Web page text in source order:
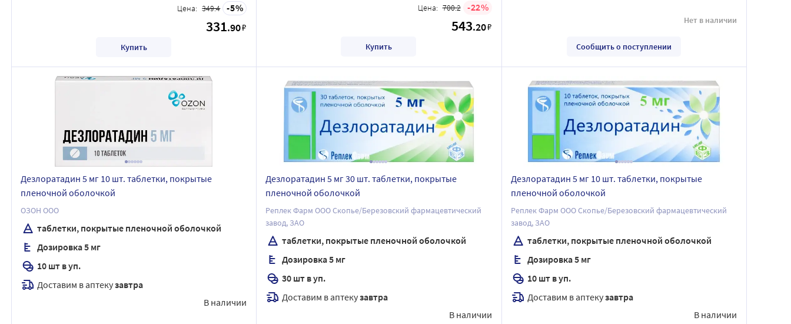
Цена: 349.4 5
331.90₽
Купить
Цена: 700.2 22
543.20₽
Купить
Нет в наличии
Сообщить о поступлении
Дезлоратадин 5 мг 10 шт. таблетки, покрытые
пленочной оболочкой
ОЗОН ООО
таблетки, покрытые пленочной оболочкой
Дозировка 5 мг
10 шт в уп.
Доставим в аптекузавтра
В наличии
Дезлоратадин 5 мг 30 шт. таблетки, покрытые
пленочной оболочкой
Реплек Фарм ООО Скопье/Березовский фармацевтический
завод, ЗАО
таблетки, покрытые пленочной оболочкой
Дозировка 5 мг
30 шт в уп.
Доставим в аптекузавтра
В наличии
Дезлоратадин 5 мг 10 шт. таблетки, покрытые
пленочной оболочкой
Реплек Фарм ООО Скопье/Березовский фармацевтический
завод, ЗАО
таблетки, покрытые пленочной оболочкой
Дозировка 5 мг
10 шт в уп.
Доставим в аптекузавтра
В наличии